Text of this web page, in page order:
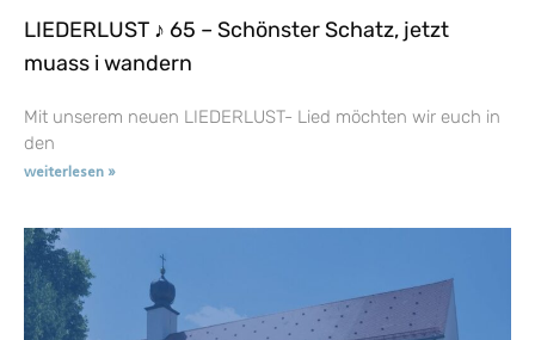
LIEDERLUST ♪ 65 – Schönster Schatz, jetzt
muass i wandern
Mit unserem neuen LIEDERLUST- Lied möchten wir euch in
den
weiterlesen »